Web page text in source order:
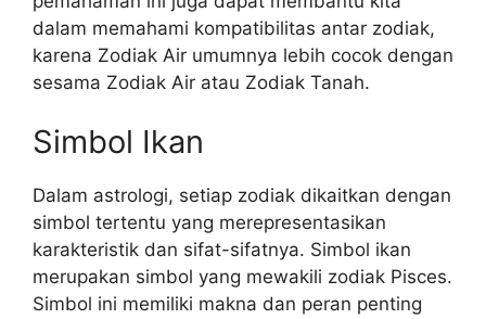
dalam memahami kompatibilitas antar zodiak,
karena Zodiak Air umumnya lebih cocok dengan
sesama Zodiak Air atau Zodiak Tanah.
Simbol Ikan
Dalam astrologi, setiap zodiak dikaitkan dengan
simbol tertentu yang merepresentasikan
karakteristik dan sifat-sifatnya. Simbol ikan
merupakan simbol yang mewakili zodiak Pisces.
Simbol ini memiliki makna dan peran penting